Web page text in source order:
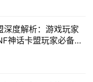
深度解析：游戏玩家
神话卡盟玩家必备技